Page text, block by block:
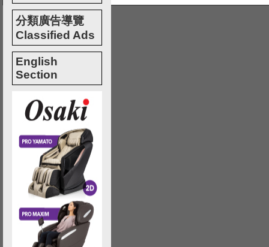
分類廣告導覽
Classified Ads
English
Section